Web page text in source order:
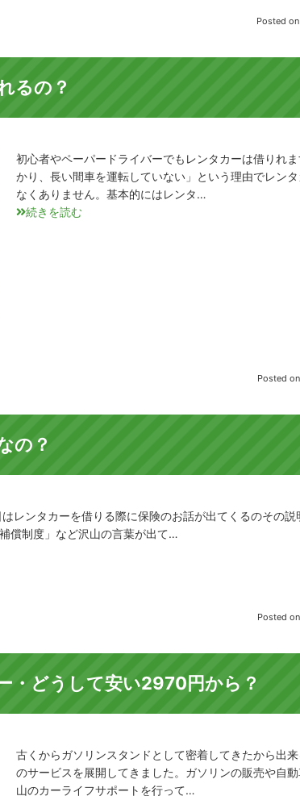
Posted on
るの？
初心者やペーパードライバーでもレンタカーは借りれ
かり、長い間車を運転していない」という理由でレン
なくありません。基本的にはレンタ…
続きを読む
Posted on
の？
レンタカーを借りる際に保険のお話が出てくるのその
償制度」など沢山の言葉が出て…
Posted on
・どうして安い2970円から？
古くからガソリンスタンドとして密着してきたから出
のサービスを展開してきました。ガソリンの販売や自
山のカーライフサポートを行って…